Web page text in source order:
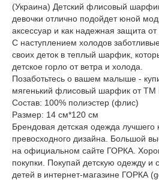
(Украина) Детский флисовый
девочки отлично подойдет юной
аксессуар и как надежная защита от
С наступлением холодов
своих деток в теплый шарфик,
детское горло от ветра и холода.
Позаботьтесь о вашем малыше -
мягенький флисовый шарфик от ТМ
Состав: 100% полиэстер (флис)
Размер: 14 см*120 см
Брендовая детская одежда лучшего
превосходного дизайна. Большой
на официальном сайте ГОРКА.
покупки. Покупай детскую одежду и
детей в интернет-магазине ГОРКА